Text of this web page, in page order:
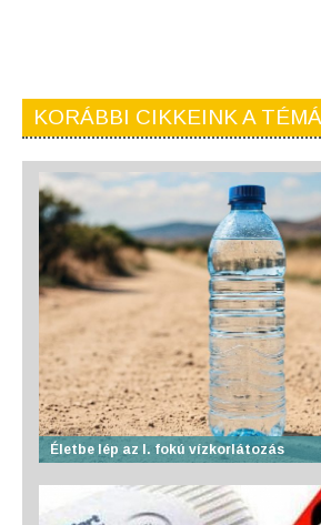
KORÁBBI CIKKEINK A
Életbe lép az I. fokú vízkorlátozás